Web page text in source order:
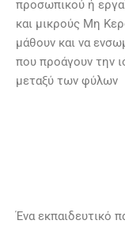
προσωπικού ή
και μικρούς Μη
μάθουν και να
που προάγουν την
μεταξύ των φύλων
Ένα εκπαιδευτικό